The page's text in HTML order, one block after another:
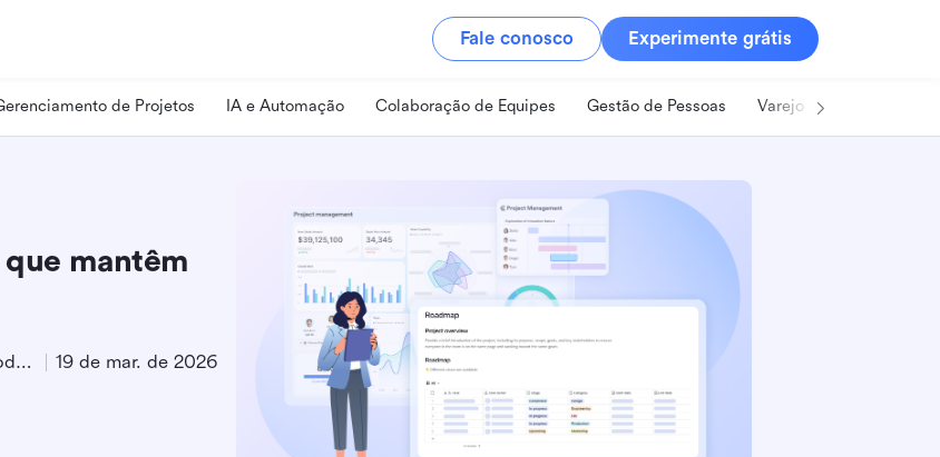
Fale conosco Experimente grátis
de Projetos IA e Automação Colaboração de Equipes Gestão de Pessoas Varejo
mantêm
Especialista em Marketing de Produto 19 de mar. de 2026